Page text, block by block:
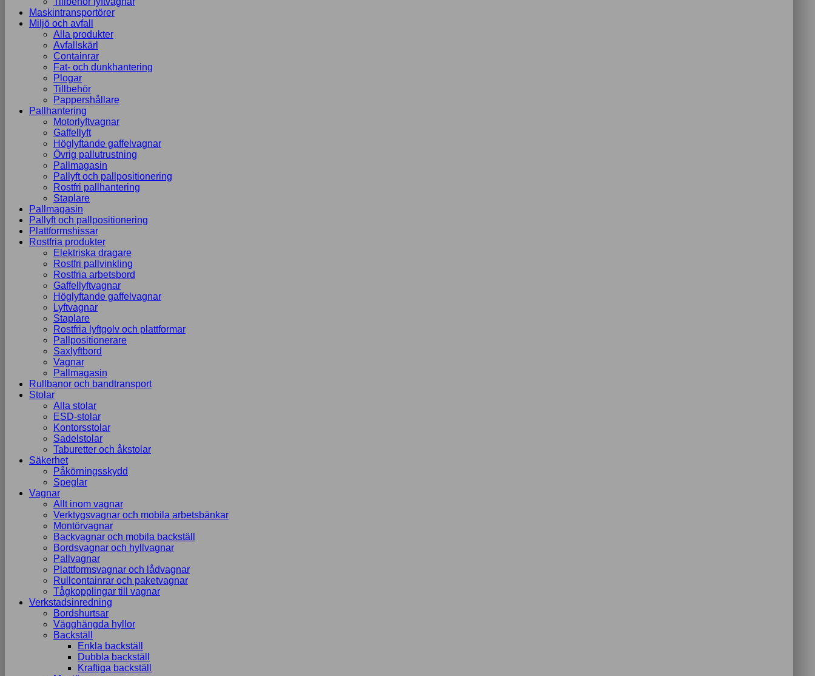
Maskintransportörer
Miljö och avfall
Alla produkter
Avfallskärl
Containrar
Fat- och dunkhantering
Plogar
Tillbehör
Pappershållare
Pallhantering
Motorlyftvagnar
Gaffellyft
Höglyftande gaffelvagnar
Övrig pallutrustning
Pallmagasin
Pallyft och pallpositionering
Rostfri pallhantering
Staplare
Pallmagasin
Pallyft och pallpositionering
Plattformshissar
Rostfria produkter
Elektriska dragare
Rostfri pallvinkling
Rostfria arbetsbord
Gaffellyftvagnar
Höglyftande gaffelvagnar
Lyftvagnar
Staplare
Rostfria lyftgolv och plattformar
Pallpositionerare
Saxlyftbord
Vagnar
Pallmagasin
Rullbanor och bandtransport
Stolar
Alla stolar
ESD-stolar
Kontorsstolar
Sadelstolar
Taburetter och åkstolar
Säkerhet
Påkörningsskydd
Speglar
Vagnar
Allt inom vagnar
Verktygsvagnar och mobila arbetsbänkar
Montörvagnar
Backvagnar och mobila backställ
Bordsvagnar och hyllvagnar
Pallvagnar
Plattformsvagnar och lådvagnar
Rullcontainrar och paketvagnar
Tågkopplingar till vagnar
Verkstadsinredning
Bordshurtsar
Vägghängda hyllor
Backställ
Enkla backställ
Dubbla backställ
Kraftiga backställ